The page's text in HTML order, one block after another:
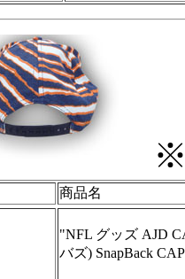
※
商品名
"NFL グッズ AJD
バズ) SnapBack